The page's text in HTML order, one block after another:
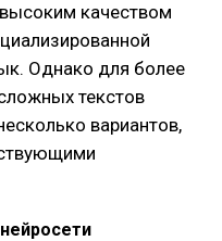
качеством
Однако для более
текстов
вариантов,